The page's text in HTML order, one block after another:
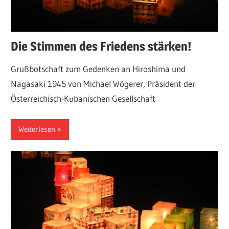
Die Stimmen des Friedens stärken!
Grußbotschaft zum Gedenken an Hiroshima und
Nagasaki 1945 von Michael Wögerer, Präsident der
Österreichisch-Kubanischen Gesellschaft
Weiterlesen